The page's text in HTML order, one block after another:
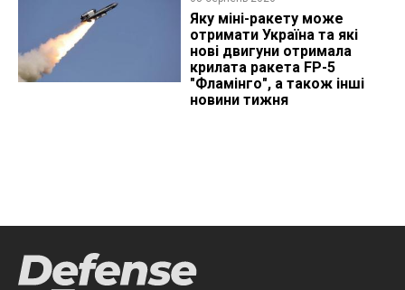
Яку міні-ракету може
отримати Україна та які
нові двигуни отримала
крилата ракета FP-5
"Фламінго", а також інші
новини тижня